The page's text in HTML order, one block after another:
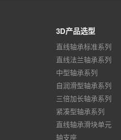
3D产品选型
直线轴承标准系列
直线法兰轴承系列
中型轴承系列
自润滑型轴承系列
三倍加长轴承系列
紧凑型轴承系列
直线轴承滑块单元
轴支座